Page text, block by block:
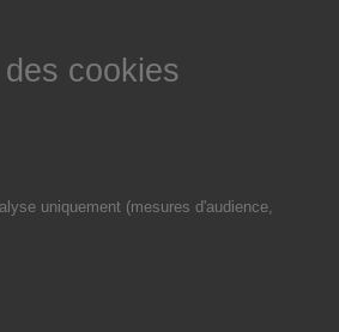
cookies
uniquement (mesures d'audience,